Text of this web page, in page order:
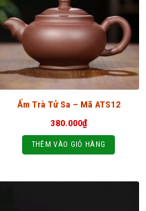
Ấm Trà Tử Sa – Mã ATS12
380.000₫
THÊM VÀO GIỎ HÀNG